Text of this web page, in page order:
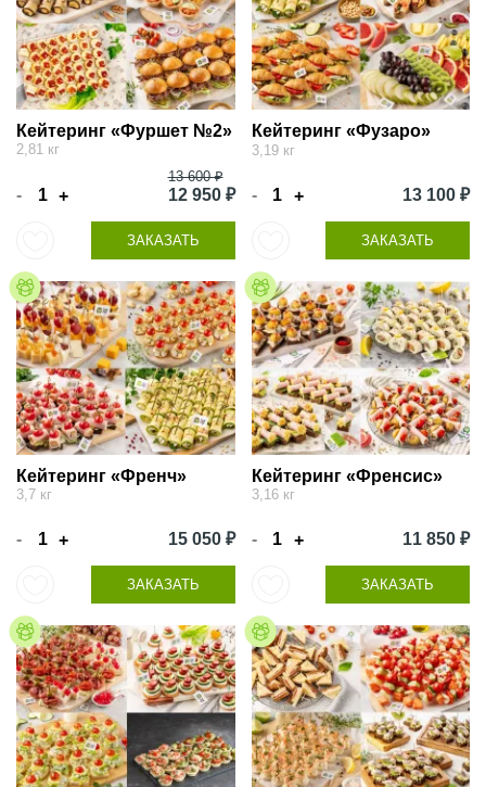
Кейтеринг «Фуршет №2»
2,81 кг
- +
13 600 ₽
12 950 ₽
ЗАКАЗАТЬ
Кейтеринг «Фузаро»
3,19 кг
- + 13 100 ₽
ЗАКАЗАТЬ
Кейтеринг «Френч»
3,7 кг
- + 15 050 ₽
ЗАКАЗАТЬ
Кейтеринг «Френсис»
3,16 кг
- + 11 850 ₽
ЗАКАЗАТЬ